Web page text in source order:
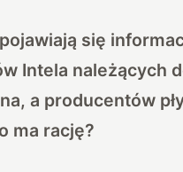
się
Intela należących
a producentów
ma rację?